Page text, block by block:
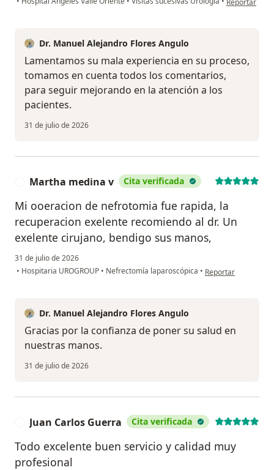
Reportar
Dr. Manuel Alejandro Flores Angulo
Lamentamos su mala experiencia en su proceso,
tomamos en cuenta todos los comentarios,
para seguir mejorando en la atención a los
pacientes.
31 de julio de 2026
Martha medina v Cita verificada
Mi ooeracion de nefrotomia fue rapida, la
recuperacion exelente recomiendo al dr. Un
exelente cirujano, bendigo sus manos,
31 de julio de 2026
• Hospitaria UROGROUP • Nefrectomía laparoscópica • en opinión del
Reportar
Dr. Manuel Alejandro Flores Angulo
Gracias por la confianza de poner su salud en
nuestras manos.
31 de julio de 2026
Juan Carlos Guerra Cita verificada
Todo excelente buen servicio y calidad muy
profesional